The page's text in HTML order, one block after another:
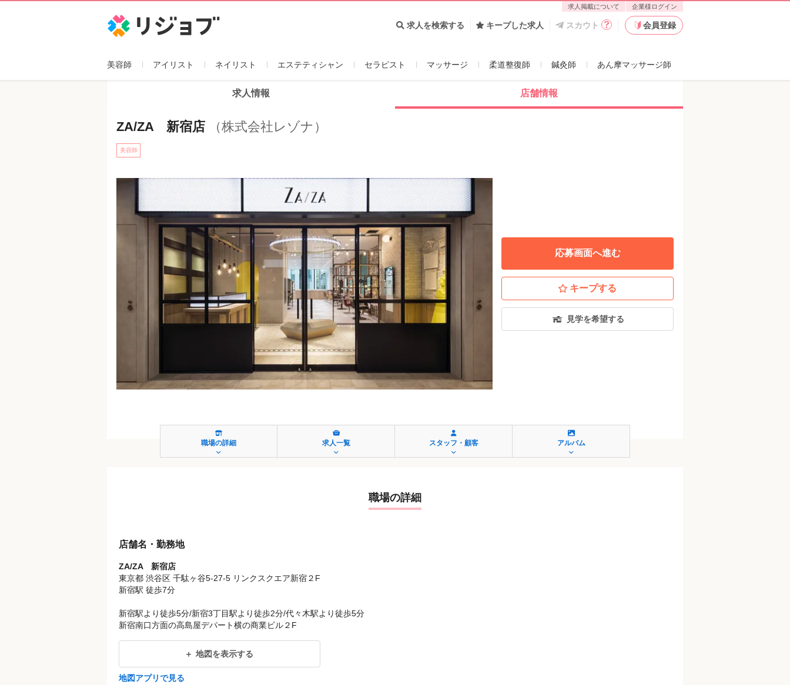
求人掲載について 企業様ログイン
求人を検索する キープした求人 スカウト 会員登録
美容師 アイリスト ネイリスト エステティシャン セラピスト マッサージ 柔道整復師 鍼灸師 あん摩マッサージ師
求人情報 店舗情報
ZA/ZA 新宿店 （株式会社レゾナ）
美容師
応募画面へ進む
キープする
見学を希望する
職場の詳細 求人一覧 スタッフ・顧客 アルバム
職場の詳細
店舗名・勤務地
ZA/ZA 新宿店
東京都 渋谷区 千駄ヶ谷5-27-5 リンクスクエア新宿２F
新宿駅 徒歩7分
新宿駅より徒歩5分/新宿3丁目駅より徒歩2分/代々木駅より徒歩5分
新宿南口方面の高島屋デパート横の商業ビル２F
地図を表示する
地図アプリで見る